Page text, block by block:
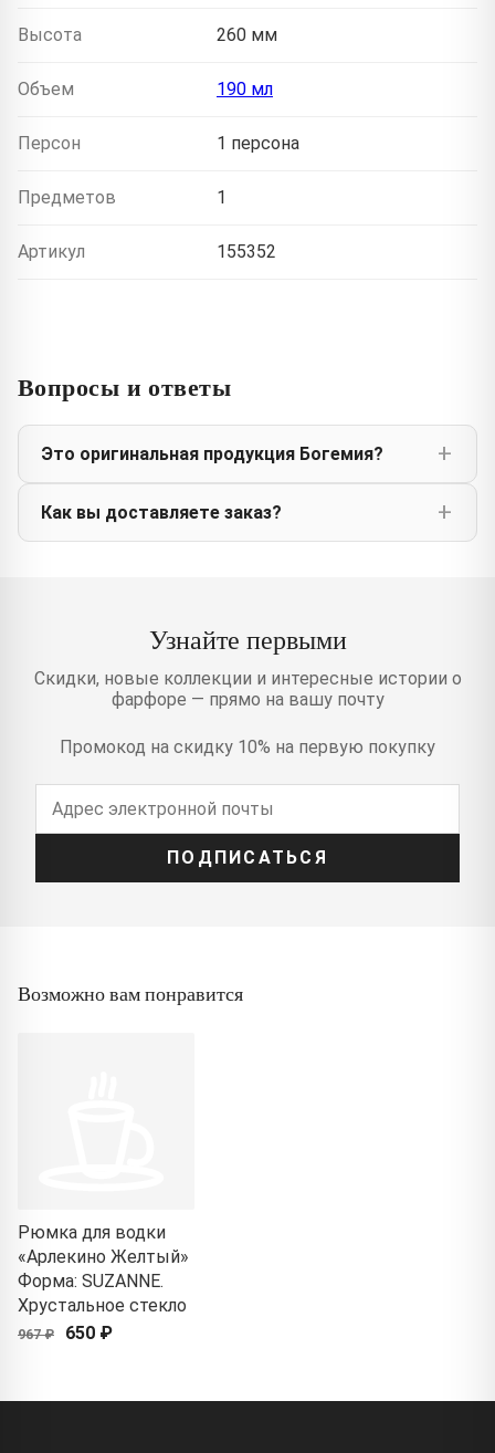
Высота 260 мм
Объем 190 мл
Персон 1 персона
Предметов 1
Артикул 155352
Вопросы и ответы
Это оригинальная продукция Богемия?
Как вы доставляете заказ?
Узнайте первыми
Скидки, новые коллекции и интересные истории о
фарфоре — прямо на вашу почту
Промокод на скидку 10% на первую покупку
ПОДПИСАТЬСЯ
Возможно вам понравится
Рюмка для водки
«Арлекино Желтый»
Форма: SUZANNE.
Хрустальное стекло
967 ₽ 650 ₽